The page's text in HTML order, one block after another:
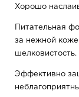
Хорошо
Питательная
за нежной
шелковистость.
Эффективно